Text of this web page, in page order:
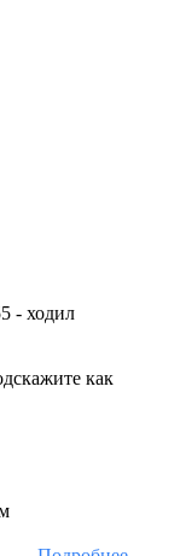
- ходил
как